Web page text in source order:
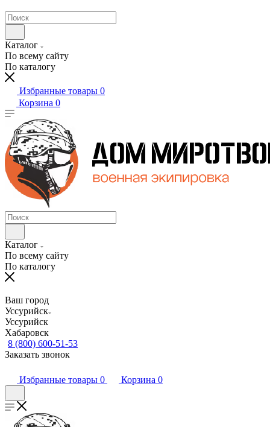
Каталог
По всему сайту
По каталогу
Избранные товары 0
Корзина 0
Каталог
По всему сайту
По каталогу
Ваш город
Уссурийск
Уссурийск
Хабаровск
8 (800) 600-51-53
Заказать звонок
Избранные товары 0 Корзина 0